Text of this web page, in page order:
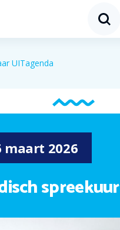
UITagenda
maart 2026
spreekuur